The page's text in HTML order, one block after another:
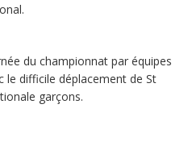
du championnat par équipes
le difficile déplacement de St
garçons.